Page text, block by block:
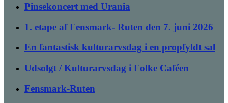
Pinsekoncert med Urania
1. etape af Fensmark- Ruten den 7. juni 2026
En fantastisk kulturarvsdag i en propfyldt sal
Udsolgt / Kulturarvsdag i Folke Caféen
Fensmark-Ruten